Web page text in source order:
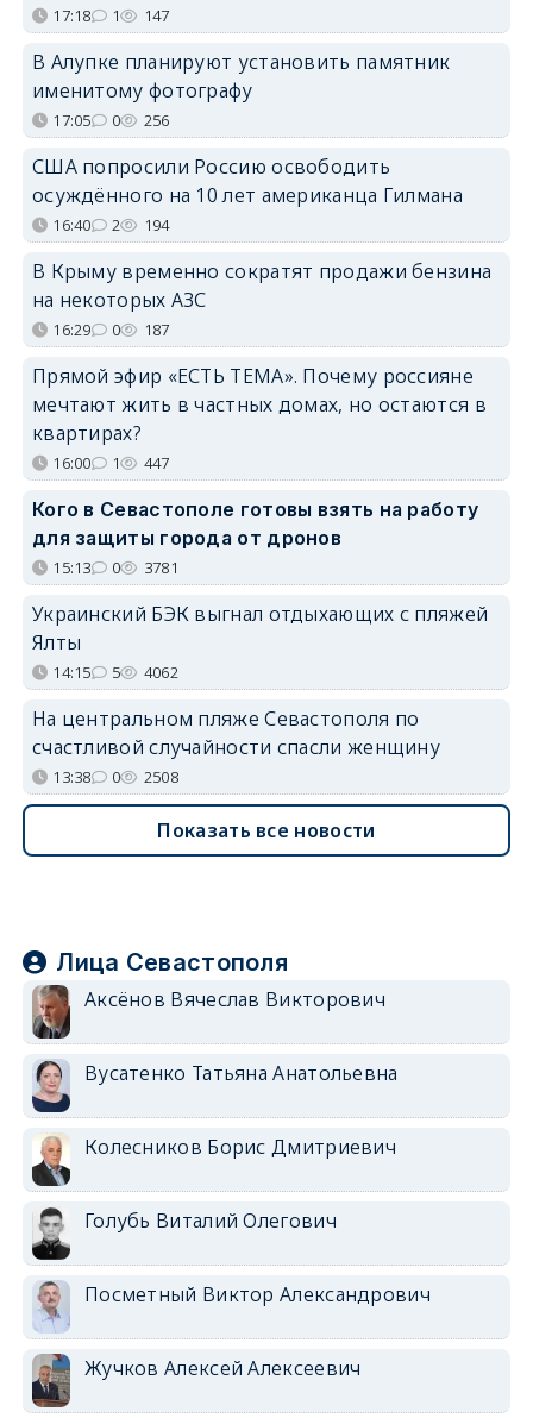
17:18 1 147
В Алупке планируют установить памятник
именитому фотографу
17:05 0 256
США попросили Россию освободить
осуждённого на 10 лет американца Гилмана
16:40 2 194
В Крыму временно сократят продажи бензина
на некоторых АЗС
16:29 0 187
Прямой эфир «ЕСТЬ ТЕМА». Почему россияне
мечтают жить в частных домах, но остаются в
квартирах?
16:00 1 447
Кого в Севастополе готовы взять на работу
для защиты города от дронов
15:13 0 3781
Украинский БЭК выгнал отдыхающих с пляжей
Ялты
14:15 5 4062
На центральном пляже Севастополя по
счастливой случайности спасли женщину
13:38 0 2508
Показать все новости
Лица Севастополя
Аксёнов Вячеслав Викторович
Вусатенко Татьяна Анатольевна
Колесников Борис Дмитриевич
Голубь Виталий Олегович
Посметный Виктор Александрович
Жучков Алексей Алексеевич